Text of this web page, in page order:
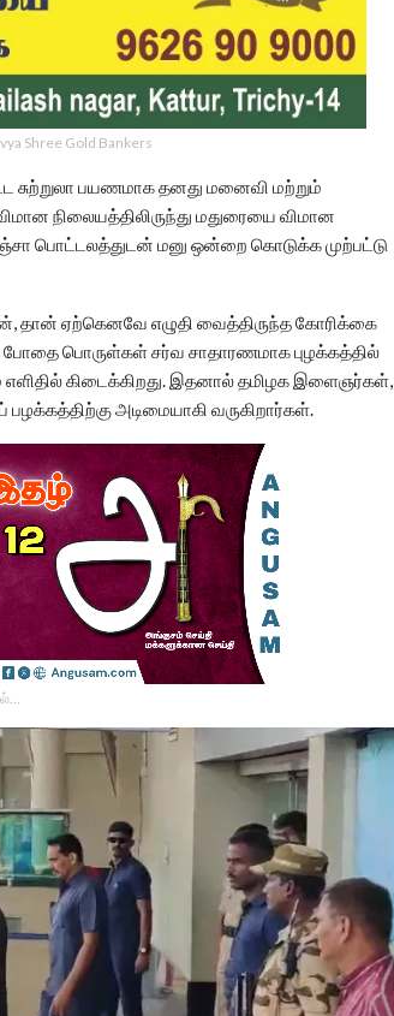
Shree Gold Bankers
சுற்றுலா பயணமாக தனது மனைவி மற்றும்
நிலையத்திலிருந்து மதுரையை விமான
பொட்டலத்துடன் மனு ஒன்றை கொடுக்க முற்பட்டு
தான் ஏற்கெனவே எழுதி வைத்திருந்த கோரிக்கை
போதை பொருள்கள் சர்வ சாதாரணமாக புழக்கத்தில்
கிடைக்கிறது. இதனால் தமிழக இளைஞர்கள்,
அடிமையாகி வருகிறார்கள்.